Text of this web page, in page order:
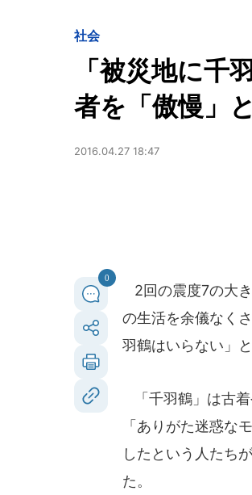
社会
「被災地に
者を「傲慢」
2016.04.27 18:47
0
2回の震度7の大
の生活を余儀なく
羽鶴はいらない」
「千羽鶴」は古
「ありがた迷惑な
したという人たち
た。